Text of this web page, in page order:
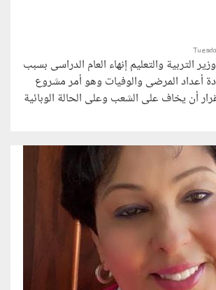
التربية والتعليم إنهاء العام الدراسى بسبب
أعداد المرضى والوفيات وهو أمر مشروع
أن يخاف على الشعب وعلى الحالة الوبائية